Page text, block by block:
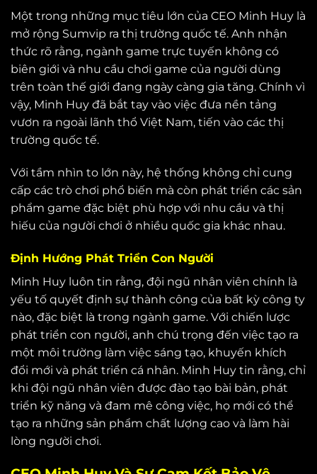
Một trong những mục tiêu lớn của CEO Minh Huy là
mở rộng Sumvip ra thị trường quốc tế. Anh nhận
thức rõ rằng, ngành game trực tuyến không có
biên giới và nhu cầu chơi game của người dùng
trên toàn thế giới đang ngày càng gia tăng. Chính vì
vậy, Minh Huy đã bắt tay vào việc đưa nền tảng
vươn ra ngoài lãnh thổ Việt Nam, tiến vào các thị
trường quốc tế.
Với tầm nhìn to lớn này, hệ thống không chỉ cung
cấp các trò chơi phổ biến mà còn phát triển các sản
phẩm game đặc biệt phù hợp với nhu cầu và thị
hiếu của người chơi ở nhiều quốc gia khác nhau.
Định Hướng Phát Triển Con Người
Minh Huy luôn tin rằng, đội ngũ nhân viên chính là
yếu tố quyết định sự thành công của bất kỳ công ty
nào, đặc biệt là trong ngành game. Với chiến lược
phát triển con người, anh chú trọng đến việc tạo ra
một môi trường làm việc sáng tạo, khuyến khích
đổi mới và phát triển cá nhân. Minh Huy tin rằng, chỉ
khi đội ngũ nhân viên được đào tạo bài bản, phát
triển kỹ năng và đam mê công việc, họ mới có thể
tạo ra những sản phẩm chất lượng cao và làm hài
lòng người chơi.